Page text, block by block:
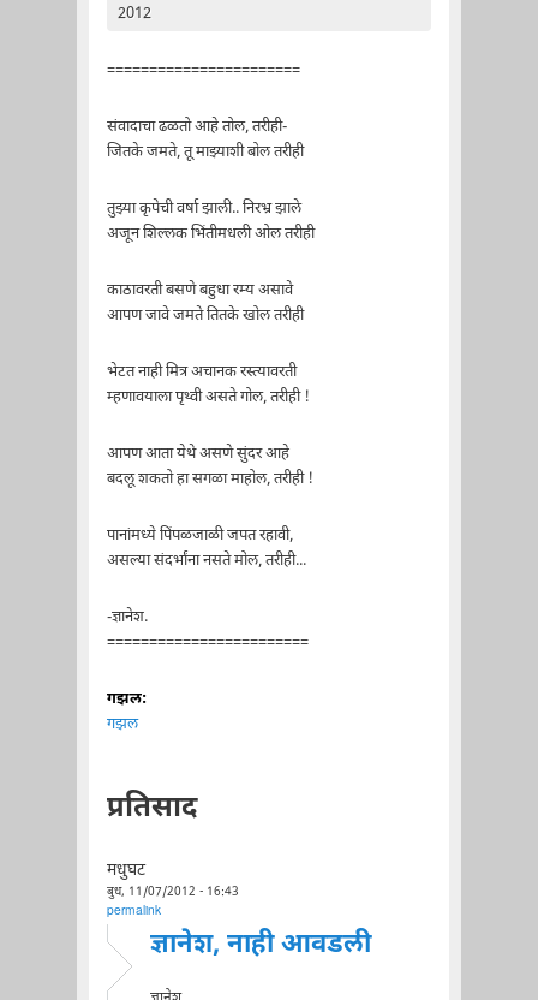
2012
=======================
संवादाचा ढळतो आहे तोल, तरीही-
जितके जमते, तू माझ्याशी बोल तरीही
तुझ्या कृपेची वर्षा झाली.. निरभ्र झाले
अजून शिल्लक भिंतीमधली ओल तरीही
काठावरती बसणे बहुधा रम्य असावे
आपण जावे जमते तितके खोल तरीही
भेटत नाही मित्र अचानक रस्त्यावरती
म्हणावयाला पृथ्वी असते गोल, तरीही !
आपण आता येथे असणे सुंदर आहे
बदलू शकतो हा सगळा माहोल, तरीही !
पानांमध्ये पिंपळजाळी जपत रहावी,
असल्या संदर्भांना नसते मोल, तरीही...
-ज्ञानेश.
========================
गझल:
गझल
प्रतिसाद
मधुघट
बुध, 11/07/2012 - 16:43
permalink
ज्ञानेश, नाही आवडली